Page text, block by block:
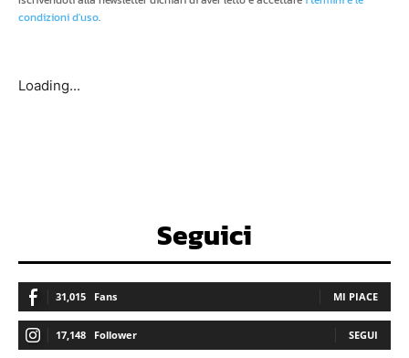
condizioni d'uso.
Loading...
Seguici
31,015 Fans MI PIACE
17,148 Follower SEGUI